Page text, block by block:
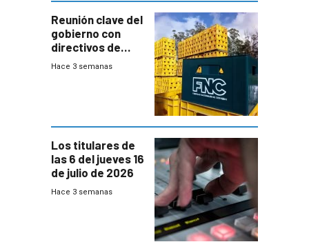
Reunión clave del
gobierno con
directivos de
Fábricas
Hace 3 semanas
Los titulares de
las 6 del jueves 16
de julio de 2026
Hace 3 semanas